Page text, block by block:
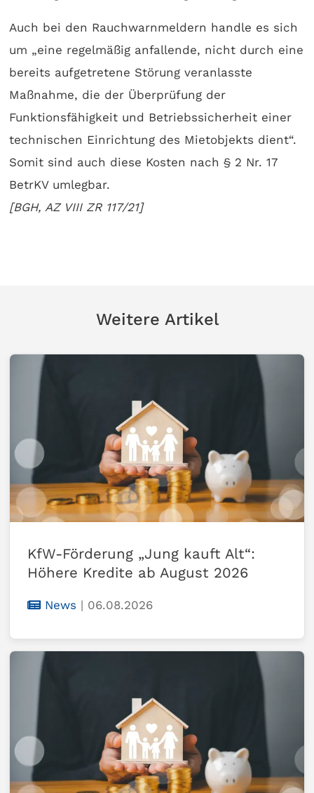
Auch bei den Rauchwarnmeldern handle es sich
um „eine regelmäßig anfallende, nicht durch eine
bereits aufgetretene Störung veranlasste
Maßnahme, die der Überprüfung der
Funktionsfähigkeit und Betriebssicherheit einer
technischen Einrichtung des Mietobjekts dient“.
Somit sind auch diese Kosten nach § 2 Nr. 17
BetrKV umlegbar.
[BGH, AZ VIII ZR 117/21]
Weitere Artikel
KfW-Förderung „Jung kauft Alt“:
Höhere Kredite ab August 2026
News | 06.08.2026